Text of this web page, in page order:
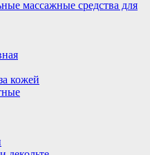
массажные средства для
кожей